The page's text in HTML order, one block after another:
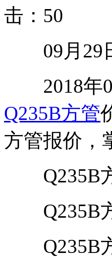
击： 50
09月29
2018年
Q235B方管
方管报价，
Q235B方
Q235B方
Q235B方